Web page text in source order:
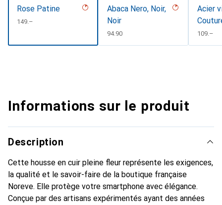
Rose Patine
CHF
149.–
Abaca Nero, Noir,
Noir
CHF
94.90
Acier
CHF
109.–
Informations sur le produit
Description
Cette housse en cuir pleine fleur représente les exigences,
la qualité et le savoir-faire de la boutique française
Noreve. Elle protège votre smartphone avec élégance.
Conçue par des artisans expérimentés ayant des années